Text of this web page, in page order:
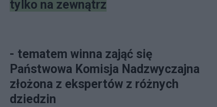
tylko na zewnątrz
- tematem winna zająć się
Państwowa Komisja Nadzwyczajna
złożona z ekspertów z różnych
dziedzin